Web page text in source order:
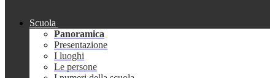
Scuola
Panoramica
Presentazione
I luoghi
Le persone